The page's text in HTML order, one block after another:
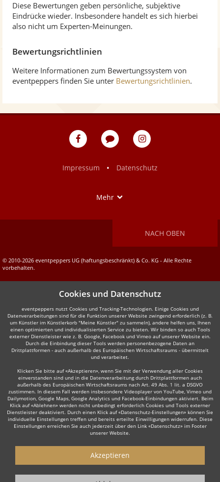
Diese Bewertungen geben persönliche, subjektive
Eindrücke wieder. Insbesondere handelt es sich hierbei
also nicht um Experten-Meinungen.
Bewertungsrichtlinien
Weitere Informationen zum Bewertungssystem von
eventpeppers finden Sie unter Bewertungsrichtlinien.
eventpeppers
Blog
eventpeppers
Impressum
• Datenschutz
Mehr
NACH OBEN
© 2010-2026 eventpeppers UG (haftungsbeschränkt) & Co. KG - Alle Rechte
vorbehalten.
Cookies und Datenschutz
eventpeppers nutzt Cookies und Tracking-Technologien. Einige Cookies und
Datenverarbeitungen sind für die Funktion unserer Website zwingend erforderlich (z. B.
um Künstler im Künstlerkorb "Meine Künstler" zu sammeln), andere helfen uns, Ihnen
einen optimierten und individualisierten Service zu bieten. Wir binden so auch Tools
externer Dienstleister wie z. B. Google, Facebook und Vimeo auf unserer Website ein.
Durch die Einbindung dieser Tools werden personenbezogene Daten an
Drittplattformen - auch außerhalb des Europäischen Wirtschaftsraums - übermittelt
und verarbeitet.
Klicken Sie bitte auf «Akzeptieren», wenn Sie mit der Verwendung aller Cookies
einverstanden sind und in die Datenverarbeitung durch Drittplattformen auch
außerhalb des Europäischen Wirtschaftsraums nach Art. 49 Abs. 1 lit. a DSGVO
zustimmen. In diesem Fall werden insbesondere Videoplayer von YouTube, Vimeo und
Dailymotion, Google Maps, Google Analytics und Facebook-Einbindungen aktiviert. Beim
Klick auf «Ablehnen» werden nicht unbedingt erforderlich Cookies und Tools externer
Dienstleister deaktiviert. Durch einen Klick auf «Datenschutz-Einstellungen» können Sie
individuelle Einstellungen treffen und bereits erteilte Einwilligungen widerrufen. Diese
Einstellungen erreichen Sie auch jederzeit über den Link «Datenschutz» im Footer
unserer Website.
Akzeptieren